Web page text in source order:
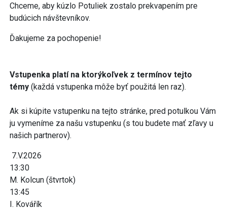
Chceme, aby kúzlo Potuliek zostalo prekvapením pre
budúcich návštevníkov.
Ďakujeme za pochopenie!
Vstupenka platí na ktorýkoľvek z termínov tejto
témy (každá vstupenka môže byť použitá len raz).
Ak si kúpite vstupenku na tejto stránke, pred potulkou Vám
ju vymeníme za našu vstupenku (s tou budete mať zľavy u
našich partnerov).
7.V.2026
13:30
M. Kolcun (štvrtok)
13:45
I. Kovářík